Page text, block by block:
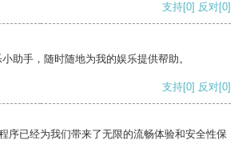
支持[0] 反对[0]
助手，随时随地为我的娱乐提供帮助。
支持[0] 反对[0]
序已经为我们带来了无限的流畅体验和安全性保